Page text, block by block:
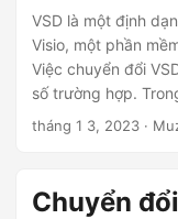
VSD là một định
Visio, một phần
Việc chuyển đổi
số trường hợp.
chuyển đổi VSD
tháng 1 3, 2023 ·
Chuyển